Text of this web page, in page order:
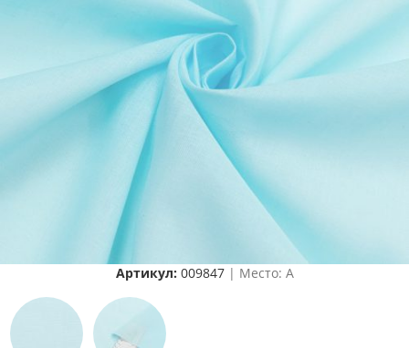
Артикул: 009847| Место: A